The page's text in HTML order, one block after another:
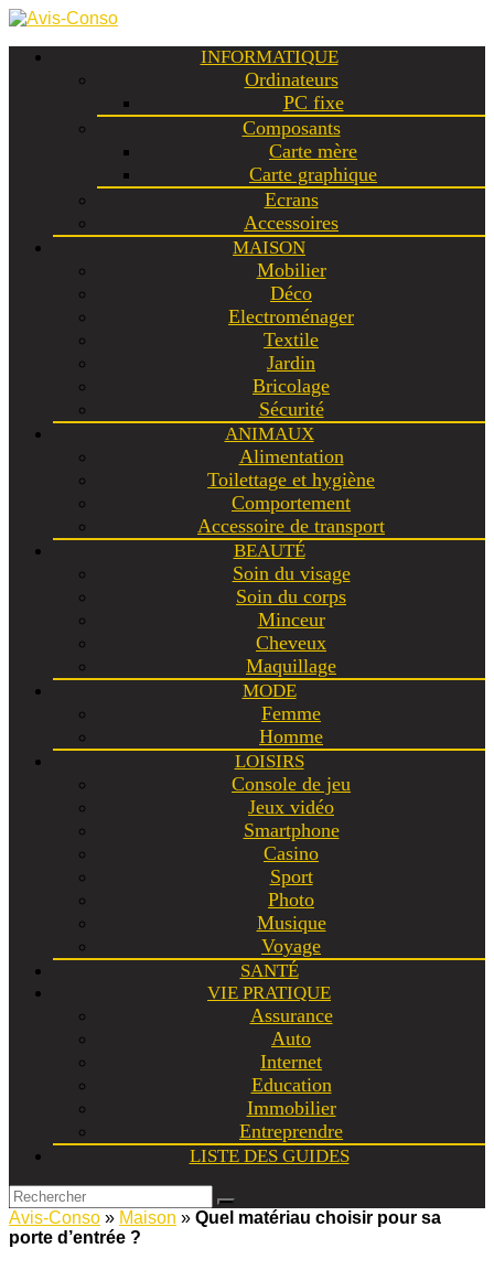
INFORMATIQUE
Ordinateurs
PC fixe
Composants
Carte mère
Carte graphique
Ecrans
Accessoires
MAISON
Mobilier
Déco
Electroménager
Textile
Jardin
Bricolage
Sécurité
ANIMAUX
Alimentation
Toilettage et hygiène
Comportement
Accessoire de transport
BEAUTÉ
Soin du visage
Soin du corps
Minceur
Cheveux
Maquillage
MODE
Femme
Homme
LOISIRS
Console de jeu
Jeux vidéo
Smartphone
Casino
Sport
Photo
Musique
Voyage
SANTÉ
VIE PRATIQUE
Assurance
Auto
Internet
Education
Immobilier
Entreprendre
LISTE DES GUIDES
Avis-Conso » Maison » Quel matériau choisir pour sa
porte d’entrée ?